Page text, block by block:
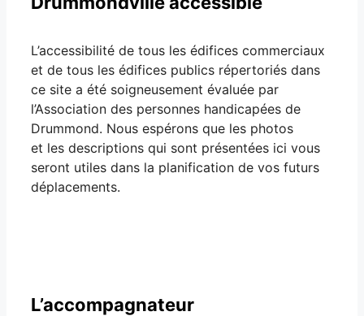
L’accessibilité de tous les édifices commerciaux
et de tous les édifices publics répertoriés dans
ce site a été soigneusement évaluée par
l’Association des personnes handicapées de
Drummond. Nous espérons que les photos
et les descriptions qui sont présentées ici vous
seront utiles dans la planification de vos futurs
déplacements.
L’accompagnateur